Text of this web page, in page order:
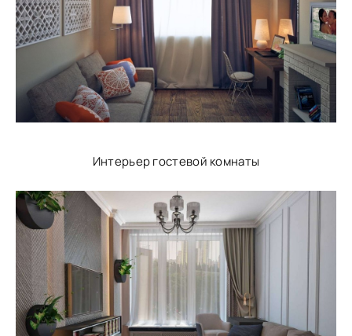
Интерьер гостевой комнаты